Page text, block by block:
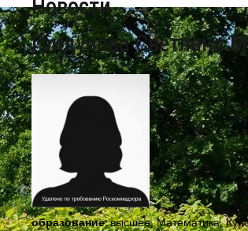
Новости
Гридунова Светлана
образование:высшее, Математика,